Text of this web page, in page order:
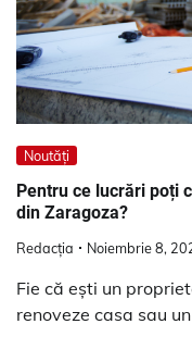
Noutăți
Pentru ce lucrări poți
din Zaragoza?
Redacția Noiembrie 8,
Fie că ești un
renoveze casa sau